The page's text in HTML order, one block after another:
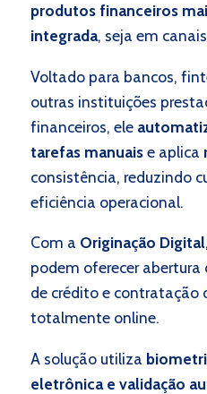
produtos financeiros
integrada, seja em
Voltado para bancos,
outras instituições
financeiros, ele
tarefas manuaise aplica
consistência, reduzindo
eficiência operacional.
Com a Originação Digital
podem oferecer
de crédito e contratação
totalmente online.
A solução utiliza
eletrônica e validação